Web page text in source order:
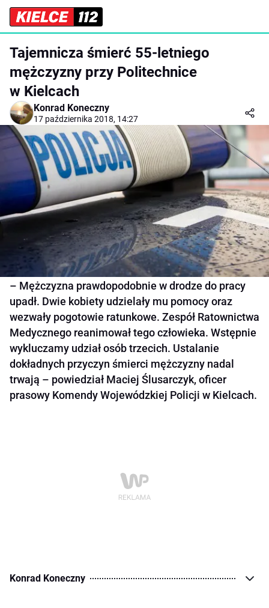
Tajemnicza śmierć 55-letniego
mężczyzny przy Politechnice
w Kielcach
Konrad Koneczny
17 października 2018, 14:27
– Mężczyzna prawdopodobnie w drodze do pracy
upadł. Dwie kobiety udzielały mu pomocy oraz
wezwały pogotowie ratunkowe. Zespół Ratownictwa
Medycznego reanimował tego człowieka. Wstępnie
wykluczamy udział osób trzecich. Ustalanie
dokładnych przyczyn śmierci mężczyzny nadal
trwają – powiedział Maciej Ślusarczyk, oficer
prasowy Komendy Wojewódzkiej Policji w Kielcach.
Konrad Koneczny